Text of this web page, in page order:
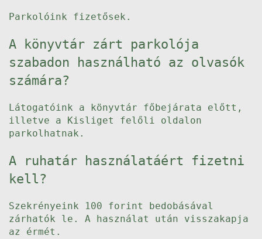
Parkolóink fizetősek.
A könyvtár zárt parkolója
szabadon használható az olvasók
számára?
Látogatóink a könyvtár főbejárata előtt,
illetve a Kisliget felőli oldalon
parkolhatnak.
A ruhatár használatáért fizetni
kell?
Szekrényeink 100 forint bedobásával
zárhatók le. A használat után visszakapja
az érmét.